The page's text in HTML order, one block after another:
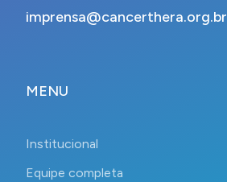
imprensa@cancerthera.org.br
MENU
Institucional
Equipe completa